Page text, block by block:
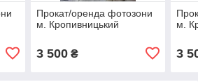
Прокат/оренда фотозони
м. Кропивницький
3 500₴
м.
3